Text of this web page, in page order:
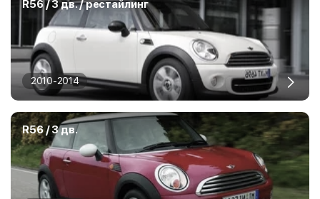
R56 / 3 дв. / рестайлинг
2010-2014
R56 / 3 дв.